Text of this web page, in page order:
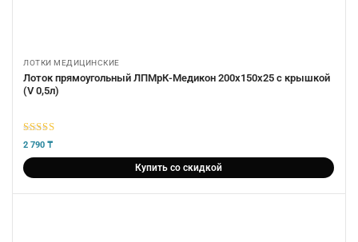
ЛОТКИ МЕДИЦИНСКИЕ
Лоток прямоугольный ЛПМрК-Медикон 200х150х25 с крышкой
(V 0,5л)
5 из 5
2 790 ₸
Купить со скидкой